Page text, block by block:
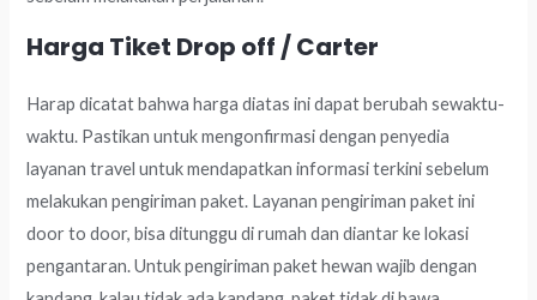
Harga Tiket Drop off / Carter
Harap dicatat bahwa harga diatas ini dapat berubah sewaktu-
waktu. Pastikan untuk mengonfirmasi dengan penyedia
layanan travel untuk mendapatkan informasi terkini sebelum
melakukan pengiriman paket. Layanan pengiriman paket ini
door to door, bisa ditunggu di rumah dan diantar ke lokasi
pengantaran. Untuk pengiriman paket hewan wajib dengan